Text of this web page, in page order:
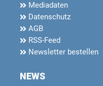
Mediadaten
Datenschutz
AGB
RSS-Feed
Newsletter bestellen
NEWS